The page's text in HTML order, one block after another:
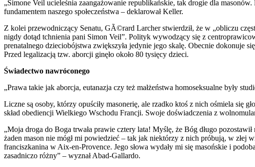
„Simone Veil ucieleśnia zaangażowanie republikańskie, tak drogie dla
fundamentem naszego społeczeństwa – deklarował Keller.
Z kolei przewodniczący Senatu, GÃ©rard Larcher stwierdził, że w „obliczu
nigdy dotąd tchnienia pani Simon Veil”. Polityk wywodzący się z
prenatalnego dzieciobójstwa zwiększyła jedynie jego skalę. Obecnie dokonuje
Przed legalizacją tzw. aborcji ginęło około 80 tysięcy dzieci.
Świadectwo nawróconego
„Prawa takie jak aborcja, eutanazja czy też małżeństwa homoseksualne były
Liczne są osoby, którzy opuściły masonerię, ale rzadko ktoś z nich ośmiela się
skład obediencji Wielkiego Wschodu Francji. Swoje doświadczenia z
„Moja droga do Boga trwała prawie cztery lata! Myślę, że Bóg długo
żaden mason nie mógł mi powiedzieć – tak jak niektórzy z nich próbują, w złej
franciszkanina w Aix-en-Provence. Jego słowa wydały mi się masońskie i
zasadniczo różny” – wyznał Abad-Gallardo.